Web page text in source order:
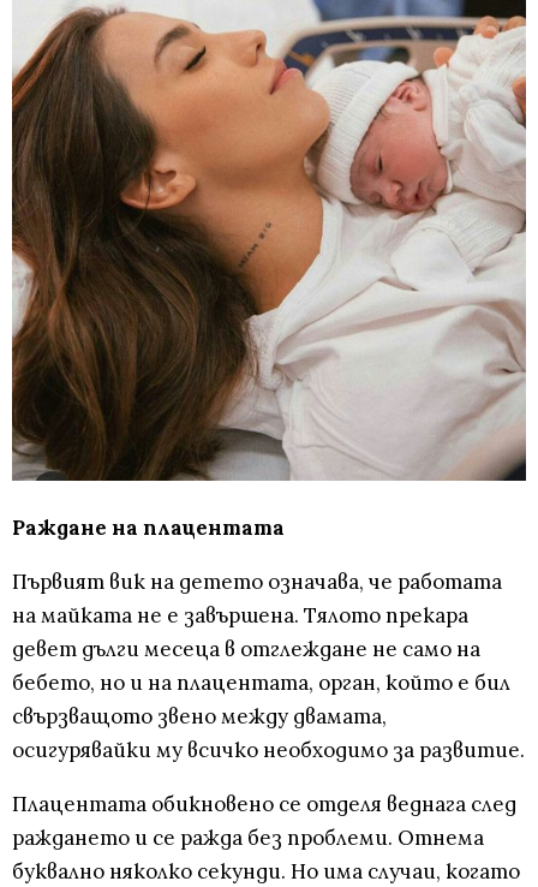
Раждане на плацентата
Първият вик на детето означава, че работата
на майката не е завършена. Тялото прекара
девет дълги месеца в отглеждане не само на
бебето, но и на плацентата, орган, който е бил
свързващото звено между двамата,
осигурявайки му всичко необходимо за развитие.
Плацентата обикновено се отделя веднага след
раждането и се ражда без проблеми. Отнема
буквално няколко секунди. Но има случаи, когато